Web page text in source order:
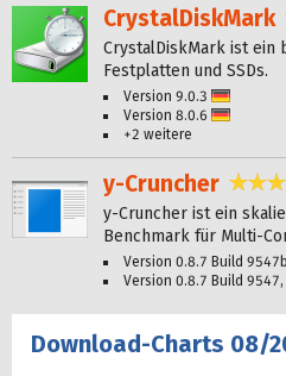
CrystalDiskMark
CrystalDiskMark ist ein
Festplatten und SSDs.
Version 9.0.3
Version 8.0.6
+2 weitere
y-Cruncher
y-Cruncher ist ein
Benchmark für Multi-
Version 0.8.7 Build 9547b
Version 0.8.7 Build
Download-Charts 08/